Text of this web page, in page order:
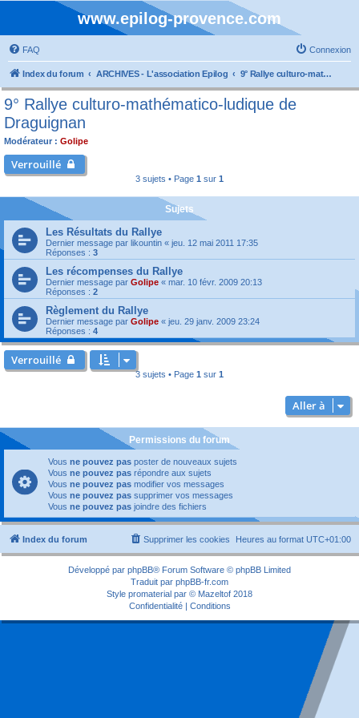
www.epilog-provence.com
FAQ Connexion
Index du forum ARCHIVES - L'association Epilog 9° Rallye culturo-mathématico-ludique de Draguignan
9° Rallye culturo-mathématico-ludique de
Draguignan
Modérateur : Golipe
Verrouillé
3 sujets • Page 1 sur 1
Sujets
Les Résultats du Rallye
Dernier message par likountin « jeu. 12 mai 2011 17:35
Réponses : 3
Les récompenses du Rallye
Dernier message par Golipe « mar. 10 févr. 2009 20:13
Réponses : 2
Règlement du Rallye
Dernier message par Golipe « jeu. 29 janv. 2009 23:24
Réponses : 4
Verrouillé
3 sujets • Page 1 sur 1
Aller à
Permissions du forum
Vous ne pouvez pas poster de nouveaux sujets
Vous ne pouvez pas répondre aux sujets
Vous ne pouvez pas modifier vos messages
Vous ne pouvez pas supprimer vos messages
Vous ne pouvez pas joindre des fichiers
Index du forum Heures au format UTC+01:00
Supprimer les cookies
Développé par phpBB® Forum Software © phpBB Limited
Traduit par phpBB-fr.com
Style promaterial par © Mazeltof 2018
Confidentialité| Conditions